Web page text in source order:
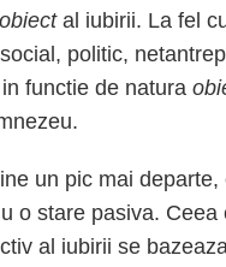
obiectal iubirii. La fel
politic,
functie de natura
un pic mai
o stare pasiva.
al iubirii se